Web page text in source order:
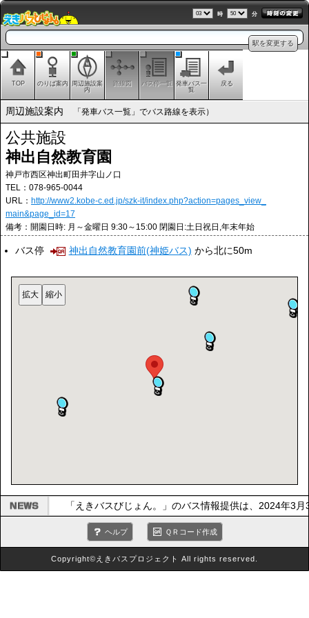
時 分
駅を変更する
TOP のりば案内
周辺施設案
内
路線図 バス停一覧 発車バス一
覧
戻る
周辺施設案内 「発車バス一覧」でバス路線を表示）
公共施設
神出自然教育園
神戸市西区神出町田井字山ノ口
TEL：078-965-0044
URL： http://www2.kobe-c.ed.jp/szk-it/index.php?action=pages_view_
main&page_id=17
備考：開園日時: 月～金曜日 9:30～15:00 閉園日:土日祝日,年末年始
バス停 神出自然教育園前(神姫バス) から北に50m
「えきバスびじょん。」のバス情報提供は、2024年3
ヘルプ ＱＲコード作成
Copyright©えきバスプロジェクト All rights reserved.